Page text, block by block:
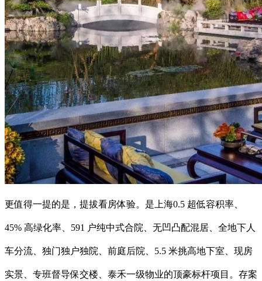
更值得一提的是，提拔看房体验。是上海0.5 超低容积率、
45% 高绿化率、591 户纯中式合院、无凹凸配混居、全地下人
车分流、独门独户独院、前庭后院、5.5 米挑高地下室、现房
实景、专班督导保交楼、泰禾一级物业的顶豪标杆项目。存案